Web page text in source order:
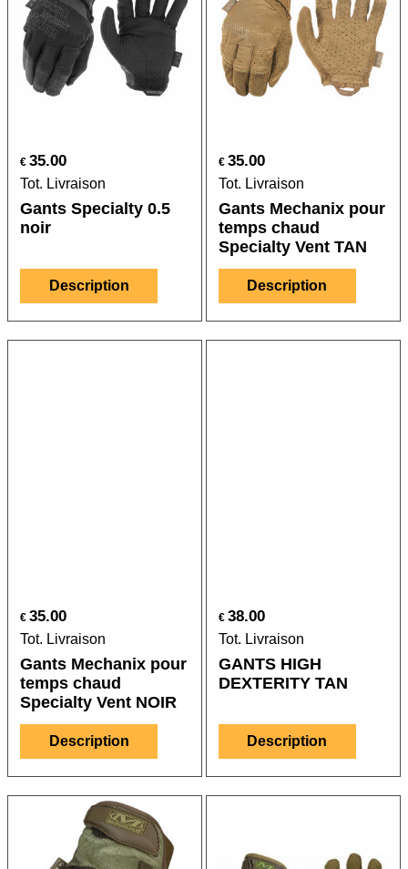
€ 35.00
Tot. Livraison
Gants Specialty 0.5
noir
Description
€ 35.00
Tot. Livraison
Gants Mechanix pour
temps chaud
Specialty Vent TAN
Description
€ 35.00
Tot. Livraison
Gants Mechanix pour
temps chaud
Specialty Vent NOIR
Description
€ 38.00
Tot. Livraison
GANTS HIGH
DEXTERITY TAN
Description